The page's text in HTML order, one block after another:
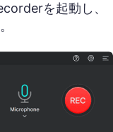
を起動し、